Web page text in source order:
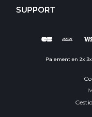
SUPPORT
Paiement en 2x